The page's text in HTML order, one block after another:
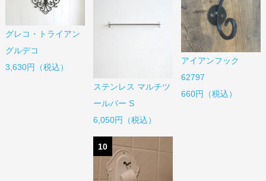
グレコ・トライアン
グルデコ
3,630円（税込）
ステンレス マルチツ
ールバー S
6,050円（税込）
アイアンフック
62797
660円（税込）
10